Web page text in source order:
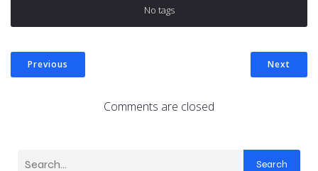
No tags
Previous Next
Comments are closed
Search